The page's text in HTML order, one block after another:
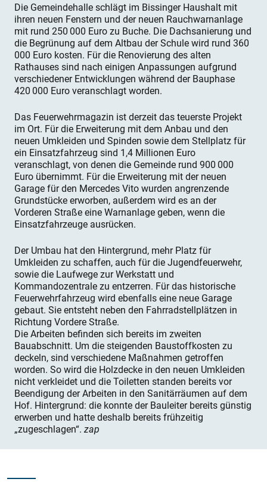
Die Gemeindehalle schlägt im Bissinger Haushalt mit
ihren neuen Fenstern und der neuen Rauchwarnanlage
mit rund 250 000 Euro zu Buche. Die Dachsanierung und
die Begrünung auf dem Altbau der Schule wird rund 360
000 Euro kosten. Für die Renovierung des alten
Rathauses sind nach einigen Anpassungen aufgrund
verschiedener Entwicklungen während der Bauphase
420 000 Euro veranschlagt worden.
Das Feuerwehrmagazin ist derzeit das teuerste Projekt
im Ort. Für die Erweiterung mit dem Anbau und den
neuen Umkleiden und Spinden sowie dem Stellplatz für
ein Einsatzfahrzeug sind 1,4 Millionen Euro
veranschlagt, von denen die Gemeinde rund 900 000
Euro übernimmt. Für die Erweiterung mit der neuen
Garage für den Mercedes Vito wurden angrenzende
Grundstücke erworben, außerdem wird es an der
Vorderen Straße eine Warnanlage geben, wenn die
Einsatzfahrzeuge ausrücken.
Der Umbau hat den Hintergrund, mehr Platz für
Umkleiden zu schaffen, auch für die Jugendfeuerwehr,
sowie die Laufwege zur Werkstatt und
Kommandozentrale zu entzerren. Für das historische
Feuerwehrfahrzeug wird ebenfalls eine neue Garage
gebaut. Sie entsteht neben den Fahrradstellplätzen in
Richtung Vordere Straße.
Die Arbeiten befinden sich bereits im zweiten
Bauabschnitt. Um die steigenden Baustoffkosten zu
deckeln, sind verschiedene Maßnahmen getroffen
worden. So wird die Holzdecke in den neuen Umkleiden
nicht verkleidet und die Toiletten standen bereits vor
Beendigung der Arbeiten in den Sanitärräumen auf dem
Hof. Hintergrund: die konnte der Bauleiter bereits günstig
erwerben und hatte deshalb bereits frühzeitig
„zugeschlagen“. zap